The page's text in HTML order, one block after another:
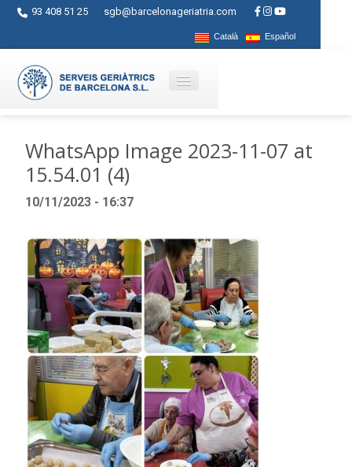
93 408 51 25 sgb@barcelonageriatria.com
Català Español
Servicios
Actividades
Ayudas
Contacto
Blog
WhatsApp Image 2023-11-07 at
15.54.01 (4)
10/11/2023 - 16:37